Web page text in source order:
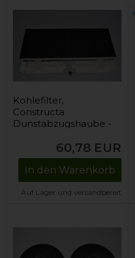
Kohlefilter,
Constructa
Dunstabzugshaube -
60,78 EUR
In den Warenkorb
Auf Lager und versandbereit